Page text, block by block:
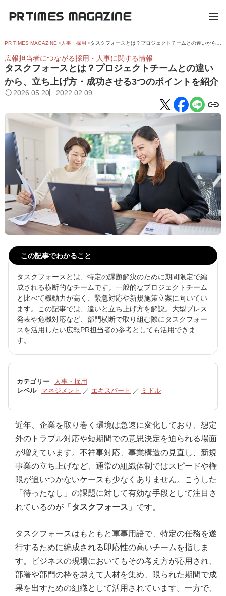
PR TIMES MAGAZINE 人事・採用
広報担当者につながる採用・人事に関する情報
タスクフォースとは？プロジェクトチームとの違い
から、立ち上げ方・成功させる3つのポイントを紹介
2026.05.20 2022.02.09
この記事でわかること
タスクフォースとは、特定の課題解決のために期間限定で編
成される横断的なチームです。一般的なプロジェクトチーム
と比べて機動力が高く、緊急対応や新規施策立案に向いてい
ます。この記事では、違いと立ち上げ方を解説。大型プレス
発表や危機対応など、部門横断で取り組む際にタスクフォー
スを活用したい広報PR担当者の参考としても活用できま
す。
カテゴリー
人事・採用
レベル
マネジメント ／ エキスパート ／ ミドル
近年、企業を取り巻く環境は急速に変化しており、想定
外のトラブル対応や短期間での意思決定を迫られる場面
が増えています。不祥事対応、事業構造の見直し、新規
事業の立ち上げなど、通常の組織体制ではスピードや権
限が追いつかないケースも少なくありません。こうした
「待ったなし」の課題に対して有効な手段として注目さ
れているのが「 タスクフォース 」です。
タスクフォースはもともと軍事用語で、特定の任務を遂
行するために編成される即応性の高いチームを指しま
す。ビジネスの現場においてもその考え方が応用され、
部署や部門の枠を越えて人材を集め、限られた期間で成
果を出すための組織として活用されています。一方で、